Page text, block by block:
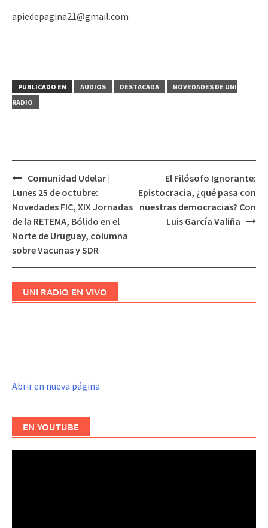
apiedepagina21@gmail.com
PUBLICADO EN AUDIOS DESTACADA
NOVEDADES DE UNI
RADIO
Navegación
de
entradas
Comunidad Udelar |
Lunes 25 de octubre:
Novedades FIC, XIX Jornadas
de la RETEMA, Bólido en el
Norte de Uruguay, columna
sobre Vacunas y SDR
El Filósofo Ignorante:
Epistocracia, ¿qué pasa con
nuestras democracias? Con
Luis García Valiña
UNI RADIO EN VIVO
Abrir en nueva página
EN YOUTUBE